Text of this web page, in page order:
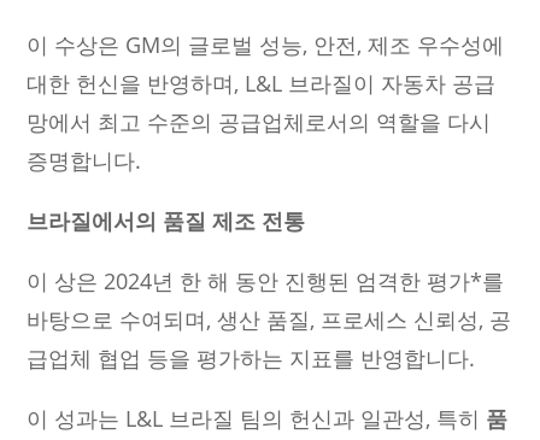
이 수상은 GM의 글로벌 성능, 안전, 제조 우수성에
대한 헌신을 반영하며, L&L 브라질이 자동차 공급
망에서 최고 수준의 공급업체로서의 역할을 다시
증명합니다.
브라질에서의 품질 제조 전통
이 상은 2024년 한 해 동안 진행된 엄격한 평가*를
바탕으로 수여되며, 생산 품질, 프로세스 신뢰성, 공
급업체 협업 등을 평가하는 지표를 반영합니다.
이 성과는 L&L 브라질 팀의 헌신과 일관성, 특히 품